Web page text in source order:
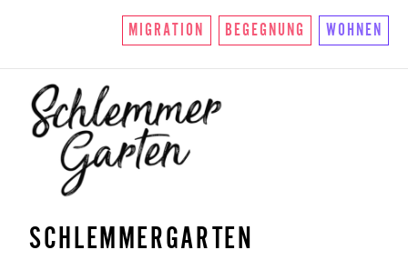
MIGRATION BEGEGNUNG WOHNEN
SCHLEMMERGARTEN